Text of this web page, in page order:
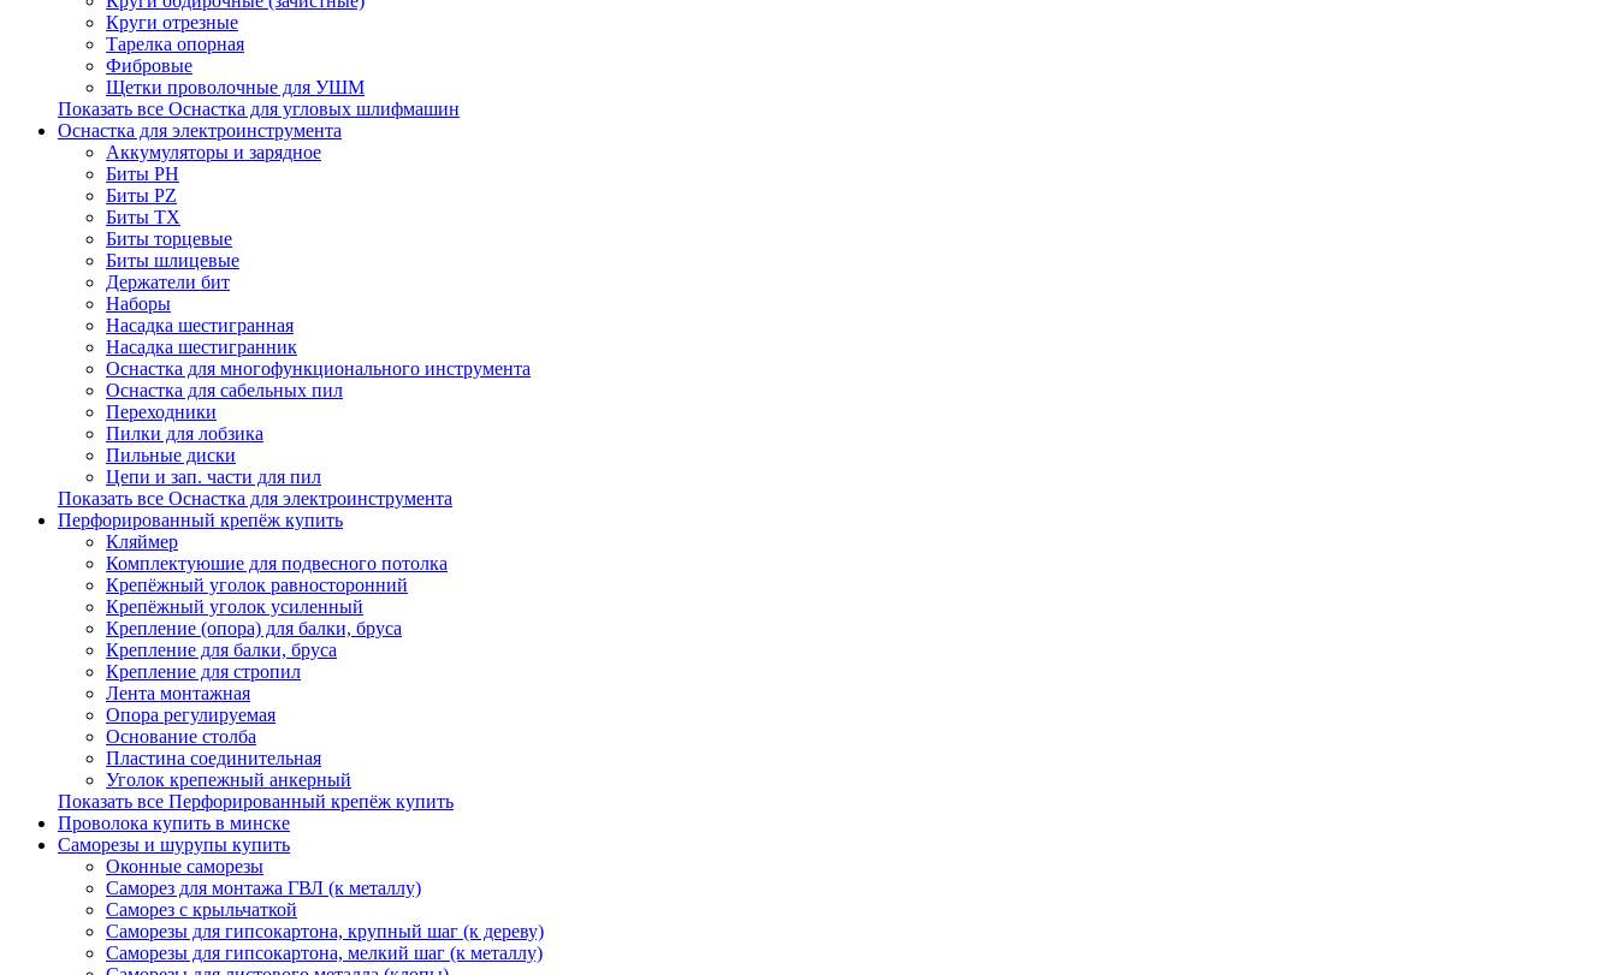
Круги отрезные
Тарелка опорная
Фибровые
Щетки проволочные для УШМ
Показать все Оснастка для угловых шлифмашин
Оснастка для электроинструмента
Аккумуляторы и зарядное
Биты PH
Биты PZ
Биты TX
Биты торцевые
Биты шлицевые
Держатели бит
Наборы
Насадка шестигранная
Насадка шестигранник
Оснастка для многофункционального инструмента
Оснастка для сабельных пил
Переходники
Пилки для лобзика
Пильные диски
Цепи и зап. части для пил
Показать все Оснастка для электроинструмента
Перфорированный крепёж купить
Кляймер
Комплектуюшие для подвесного потолка
Крепёжный уголок равносторонний
Крепёжный уголок усиленный
Крепление (опора) для балки, бруса
Крепление для балки, бруса
Крепление для стропил
Лента монтажная
Опора регулируемая
Основание столба
Пластина соединительная
Уголок крепежный анкерный
Показать все Перфорированный крепёж купить
Проволока купить в минске
Саморезы и шурупы купить
Оконные саморезы
Саморез для монтажа ГВЛ (к металлу)
Саморез с крыльчаткой
Саморезы для гипсокартона, крупный шаг (к дереву)
Саморезы для гипсокартона, мелкий шаг (к металлу)